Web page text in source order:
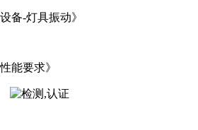
备-灯具振动》
能要求》